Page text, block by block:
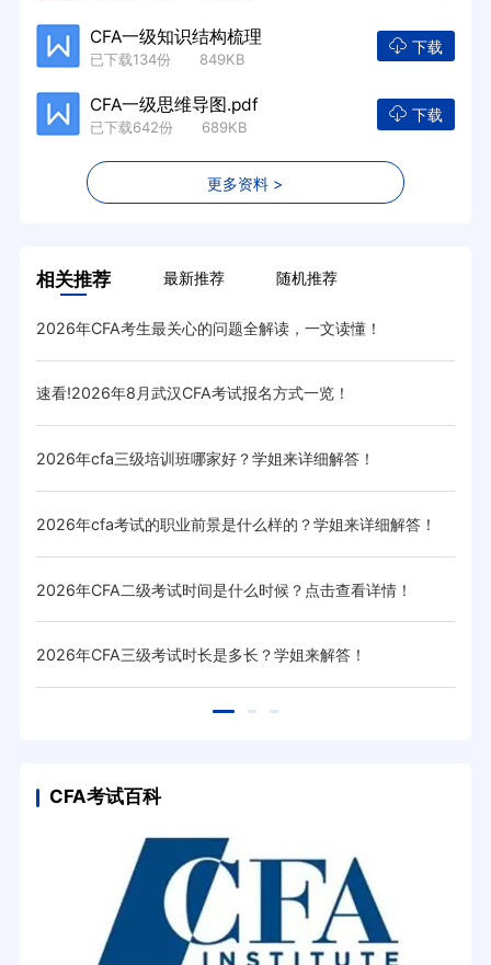
CFA一级知识结构梳理
已下载134份 849KB
下载
CFA一级思维导图.pdf
已下载642份 689KB
下载
更多资料 >
相关推荐 最新推荐 随机推荐
2026年CFA考生最关心的问题全解读，一文读懂！
速看!2026年8月武汉CFA考试报名方式一览！
2026年cfa三级培训班哪家好？学姐来详细解答！
2026年cfa考试的职业前景是什么样的？学姐来详细解答！
2026年CFA二级考试时间是什么时候？点击查看详情！
2026年CFA三级考试时长是多长？学姐来解答！
CFA考试百科